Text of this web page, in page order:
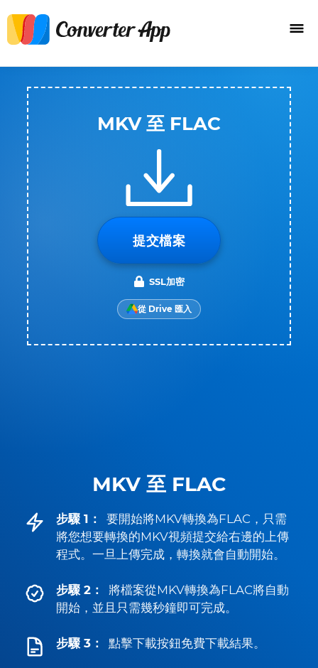
MKV 至 FLAC
步驟 1：
要開始將MKV轉換為FLAC，只需
將您想要轉換的MKV視頻提交給右邊的上傳
程式。一旦上傳完成，轉換就會自動開始。
步驟 2：
將檔案從MKV轉換為FLAC將自動
開始，並且只需幾秒鐘即可完成。
步驟 3： 點擊下載按鈕免費下載結果。
MKV 至 FLAC
提交檔案
SSL加密
從 Drive 匯入